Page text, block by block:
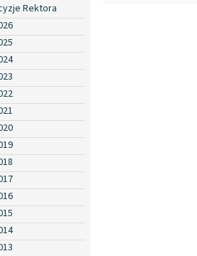
Rektora